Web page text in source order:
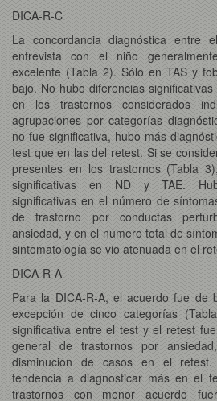
DICA-R-C
La concordancia diagnóstica
entrevista con el niño
excelente (Tabla 2). Sólo en TAS y
bajo. No hubo diferencias
en los trastornos considerados
agrupaciones por categorías
no fue significativa, hubo más
test que en las del retest. Si se
presentes en los trastornos (Tabla
significativas en ND y TAE.
significativas en el número de
de trastorno por conductas
ansiedad, y en el número total de
sintomatología se vio atenuada en el
DICA-R-A
Para la DICA-R-A, el acuerdo fue de
excepción de cinco categorías
significativa entre el test y el retest
general de trastornos por
disminución de casos en el
tendencia a diagnosticar más en el
trastornos con menor acuerdo